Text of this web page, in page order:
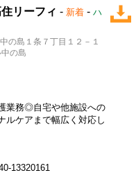
リーフィ - 新着 - ハ
の島１条７丁目１２－１
の島
業務◎自宅や他施設への
ルケアまで幅広く対応し
13320161